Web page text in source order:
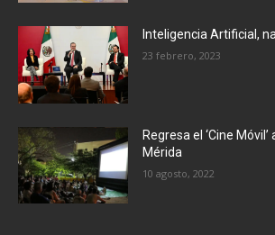
Inteligencia Artificial,
23 febrero, 2023
Regresa el ‘Cine
Mérida
10 agosto, 2022